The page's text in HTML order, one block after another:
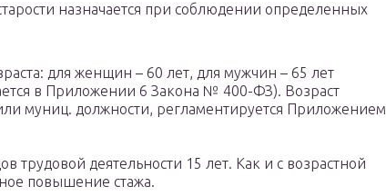
назначается при соблюдении определенных
для женщин – 60 лет, для мужчин – 65 лет
в Приложении 6 Закона № 400-ФЗ). Возраст
муниц. должности, регламентируется Приложением
трудовой деятельности 15 лет. Как и с возрастной
повышение стажа.